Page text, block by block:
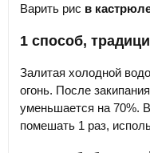
Варить рис в
1 способ,
Залитая холодной
огонь. После
уменьшается на 70%.
помешать 1 раз,